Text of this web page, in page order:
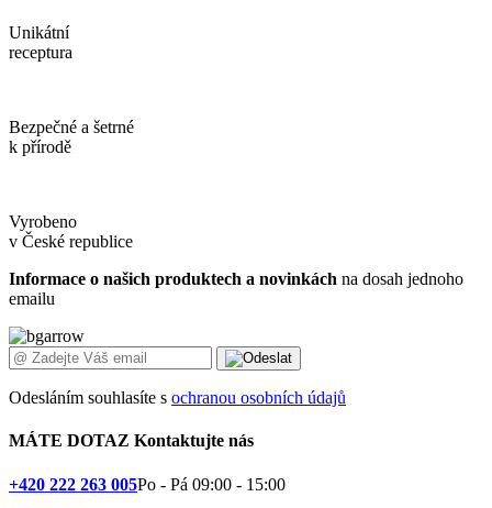
Unikátní
receptura
Bezpečné a šetrné
k přírodě
Vyrobeno
v České republice
Informace o našich produktech a novinkách na dosah jednoho
emailu
Odesláním souhlasíte s ochranou osobních údajů
MÁTE DOTAZ Kontaktujte nás
+420 222 263 005Po - Pá 09:00 - 15:00